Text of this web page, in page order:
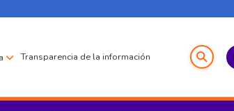
Transparencia de la información